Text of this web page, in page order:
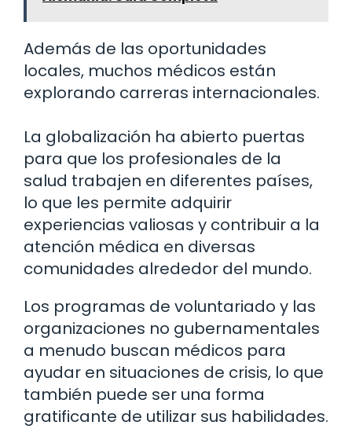
Además de las oportunidades
locales, muchos médicos están
explorando carreras internacionales.
La globalización ha abierto puertas
para que los profesionales de la
salud trabajen en diferentes países,
lo que les permite adquirir
experiencias valiosas y contribuir a la
atención médica en diversas
comunidades alrededor del mundo.
Los programas de voluntariado y las
organizaciones no gubernamentales
a menudo buscan médicos para
ayudar en situaciones de crisis, lo que
también puede ser una forma
gratificante de utilizar sus habilidades.